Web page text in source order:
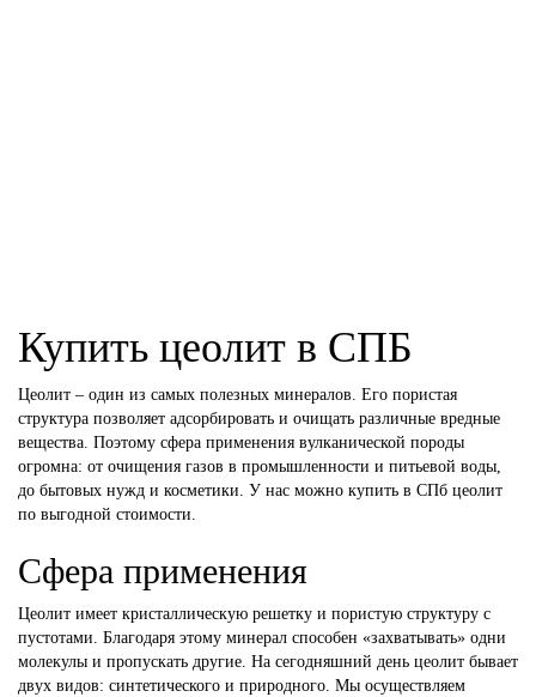
Купить цеолит в СПБ
Цеолит – один из самых полезных минералов. Его пористая
структура позволяет адсорбировать и очищать различные вредные
вещества. Поэтому сфера применения вулканической породы
огромна: от очищения газов в промышленности и питьевой воды,
до бытовых нужд и косметики. У нас можно купить в СПб цеолит
по выгодной стоимости.
Сфера применения
Цеолит имеет кристаллическую решетку и пористую структуру с
пустотами. Благодаря этому минерал способен «захватывать» одни
молекулы и пропускать другие. На сегодняшний день цеолит бывает
двух видов: синтетического и природного. Мы осуществляем